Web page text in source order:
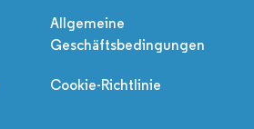
Allgemeine
Geschäftsbedingungen
Cookie-Richtlinie